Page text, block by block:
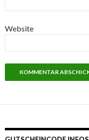
Website